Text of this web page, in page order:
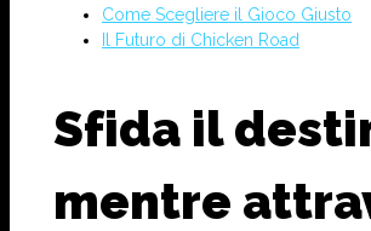
Come Scegliere il Gioco Giusto
Il Futuro di Chicken Road
Sfida il
mentre